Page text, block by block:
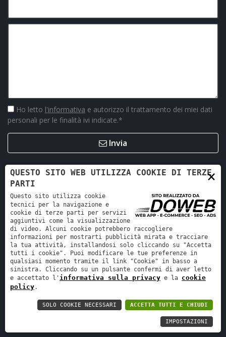
Ho letto l'informativa e autorizzo il trattamento dei miei dati
personali per le finalità ivi indicate.*
Invia
Retro Ricambi srl - REA VR-423294 - Cap. sociale interamente
versato 12.000 €
Informativa sulla privacy -Cookie policy
×
QUESTO SITO WEB UTILIZZA COOKIE DI TERZE
PARTI
Questo sito utilizza cookie
tecnici per la navigazione e
cookie di terze parti per servizi
aggiuntivi come la visualizzazione
di video. Alcuni cookie potrebbero raccogliere
informazioni per mostrarti pubblicità mirata e tracciare
la tua attività, installandosi solo cliccando su "Accetta
tutti i cookie". Puoi modificare le tue preferenze in
qualsiasi momento tramite il link "Cookie" in basso a
sinistra. Cliccando su un pulsante confermi di aver letto
e accettato l' informativa sulla privacy e la cookie
policy.
ACCETTA TUTTI E CHIUDI
SOLO COOKIE NECESSARI
IMPOSTAZIONI